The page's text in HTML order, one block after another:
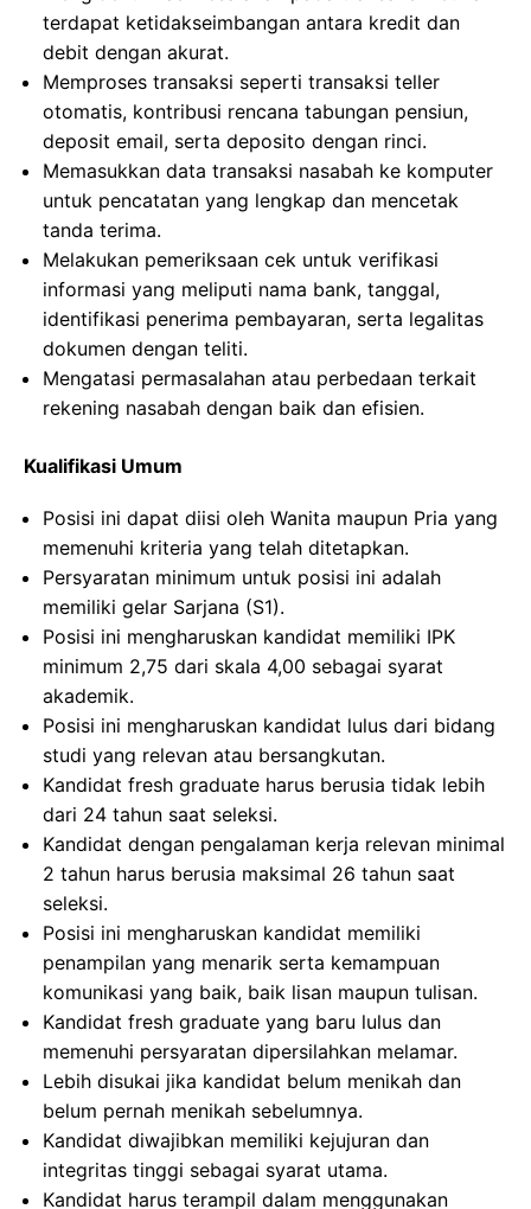
terdapat ketidakseimbangan antara kredit dan
debit dengan akurat.
Memproses transaksi seperti transaksi teller
otomatis, kontribusi rencana tabungan pensiun,
deposit email, serta deposito dengan rinci.
Memasukkan data transaksi nasabah ke komputer
untuk pencatatan yang lengkap dan mencetak
tanda terima.
Melakukan pemeriksaan cek untuk verifikasi
informasi yang meliputi nama bank, tanggal,
identifikasi penerima pembayaran, serta legalitas
dokumen dengan teliti.
Mengatasi permasalahan atau perbedaan terkait
rekening nasabah dengan baik dan efisien.
Kualifikasi Umum
Posisi ini dapat diisi oleh Wanita maupun Pria yang
memenuhi kriteria yang telah ditetapkan.
Persyaratan minimum untuk posisi ini adalah
memiliki gelar Sarjana (S1).
Posisi ini mengharuskan kandidat memiliki IPK
minimum 2,75 dari skala 4,00 sebagai syarat
akademik.
Posisi ini mengharuskan kandidat lulus dari bidang
studi yang relevan atau bersangkutan.
Kandidat fresh graduate harus berusia tidak lebih
dari 24 tahun saat seleksi.
Kandidat dengan pengalaman kerja relevan minimal
2 tahun harus berusia maksimal 26 tahun saat
seleksi.
Posisi ini mengharuskan kandidat memiliki
penampilan yang menarik serta kemampuan
komunikasi yang baik, baik lisan maupun tulisan.
Kandidat fresh graduate yang baru lulus dan
memenuhi persyaratan dipersilahkan melamar.
Lebih disukai jika kandidat belum menikah dan
belum pernah menikah sebelumnya.
Kandidat diwajibkan memiliki kejujuran dan
integritas tinggi sebagai syarat utama.
Kandidat harus terampil dalam menggunakan